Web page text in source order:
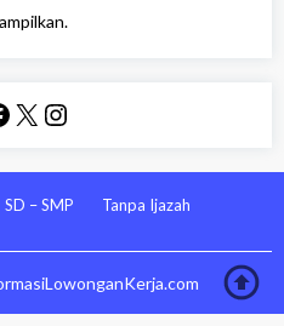
X Instagram
SD – SMP Tanpa Ijazah